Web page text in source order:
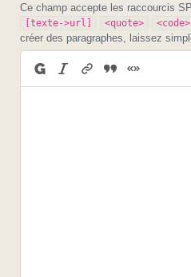
Ce champ accepte les raccourcis
[texte->url]
<quote> <code>
créer des paragraphes, laissez